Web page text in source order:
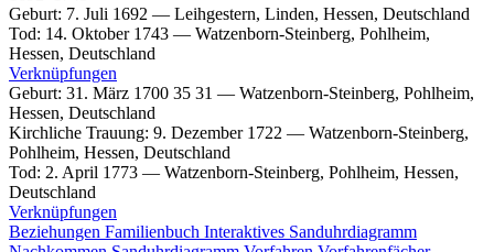
Geburt: 7. Juli 1692 — Leihgestern, Linden, Hessen, Deutschland
Tod: 14. Oktober 1743 — Watzenborn-Steinberg, Pohlheim,
Hessen, Deutschland
Verknüpfungen
Geburt: 31. März 1700 35 31 — Watzenborn-Steinberg, Pohlheim,
Hessen, Deutschland
Kirchliche Trauung: 9. Dezember 1722 — Watzenborn-Steinberg,
Pohlheim, Hessen, Deutschland
Tod: 2. April 1773 — Watzenborn-Steinberg, Pohlheim, Hessen,
Deutschland
Verknüpfungen
Beziehungen Familienbuch Interaktives Sanduhrdiagramm